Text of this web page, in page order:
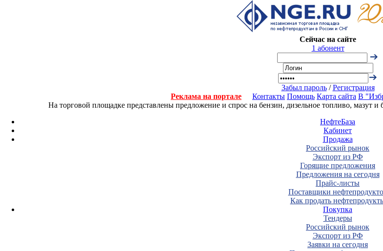
Сейчас на сайте
1 абонент
Забыл пароль/Регистрация
Реклама на портале
Контакты Помощь Карта сайта В
На торговой площадке представлены предложение и спрос на бензин, дизельное топливо, мазут
НефтеБаза
Кабинет
Продажа
Российский рынок
Экспорт из РФ
Горящие предложения
Предложения на сегодня
Прайс-листы
Поставщики
Как продать
Покупка
Тендеры
Российский рынок
Экспорт из РФ
Заявки на сегодня